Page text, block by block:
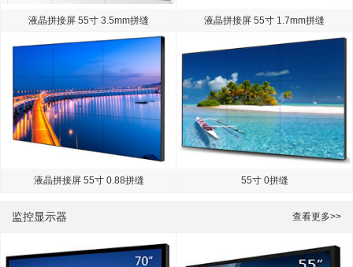
液晶拼接屏 55寸 3.5mm拼缝 液晶拼接屏 55寸 1.7mm拼缝
液晶拼接屏 55寸 0.88拼缝 55寸 0拼缝
监控显示器 查看更多>>